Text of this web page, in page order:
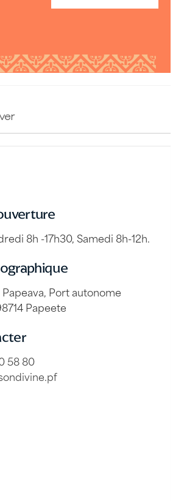
8h -17h30, Samedi 8h-12h.
Papeava, Port autonome
Papeete
58 80